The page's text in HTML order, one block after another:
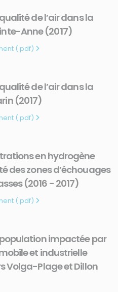
de l’air dans la
Anne (2017)
(.pdf)
de l’air dans la
(2017)
(.pdf)
en hydrogène
des zones d’échouages
(2016 - 2017)
(.pdf)
impactée par
et industrielle
Volga-Plage et Dillon